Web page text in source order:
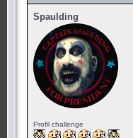
Spaulding
Profil challenge